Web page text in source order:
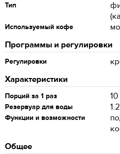
Тип
Используемый кофе
Программы и регулировки
Регулировки
Характеристики
Порций за 1 раз
Резервуар для воды
Функции и возможности
Общее